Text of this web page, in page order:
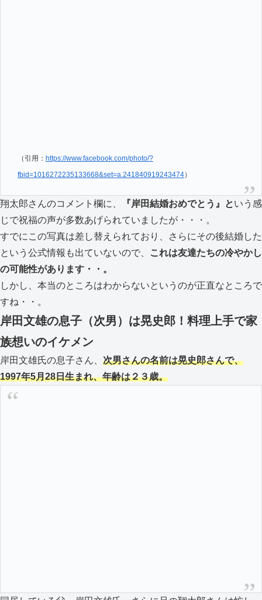
（引用： https://www.facebook.com/photo/?
fbid=1016272235133668&set=a.241840919243474）
翔太郎さんのコメント欄に、 『岸田結婚おめでとう』という感
じで祝福の声が多数あげられていましたが・・・。
すでにこの写真は差し替えられており、さらにその後結婚した
という公式情報も出ていないので、
これは友達たちの冷やかし
の可能性があります・・。
しかし、本当のところはわからないというのが正直なところで
すね・・。
岸田文雄の息子（次男）は晃史郎！料理上手で家
族想いのイケメン
岸田文雄氏の息子さん、 次男さんの名前は晃史郎さんで、
1997年5月28日生まれ、年齢は２３歳。